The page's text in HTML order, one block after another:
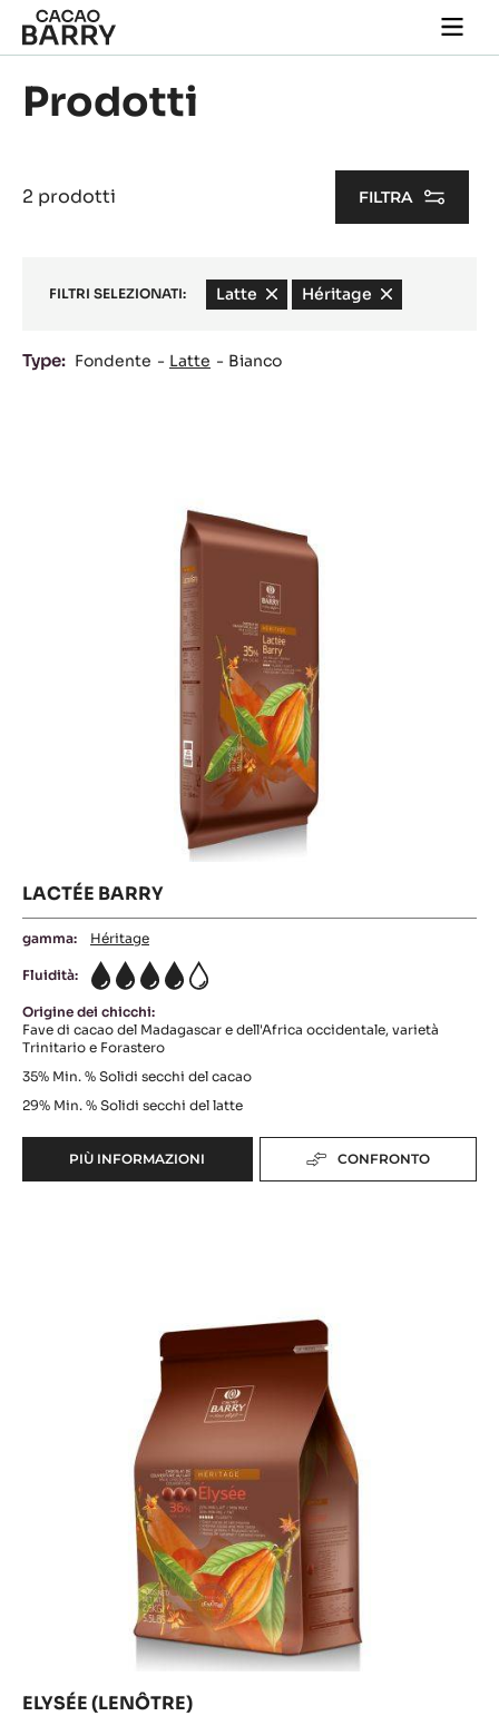
Skip to main content
main
Prodotti
2 prodotti FILTRA
FILTRI SELEZIONATI: Latte Héritage
Type: Fondente Latte Bianco
LACTÉE BARRY
gamma: Héritage
Fluidità:
4
Origine dei chicchi:
Fave di cacao del Madagascar e dell'Africa occidentale, varietà
Trinitario e Forastero
35% Min. % Solidi secchi del cacao
29% Min. % Solidi secchi del latte
PIÙ INFORMAZIONI
-
CONFRONTO
ELYSÉE (LENÔTRE)